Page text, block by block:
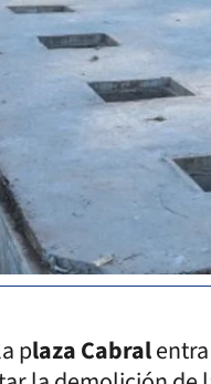
plaza Cabral